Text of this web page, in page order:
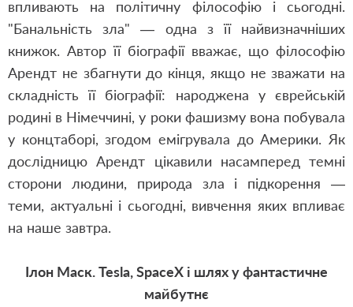
впливають на політичну філософію і сьогодні.
"Банальність зла" — одна з її найвизначніших
книжок. Автор її біографії вважає, що філософію
Арендт не збагнути до кінця, якщо не зважати на
складність її біографії: народжена у єврейській
родині в Німеччині, у роки фашизму вона побувала
у концтаборі, згодом емігрувала до Америки. Як
дослідницю Арендт цікавили насамперед темні
сторони людини, природа зла і підкорення —
теми, актуальні і сьогодні, вивчення яких впливає
на наше завтра.
Ілон Маск. Tesla, SpaceX і шлях у фантастичне
майбутнє